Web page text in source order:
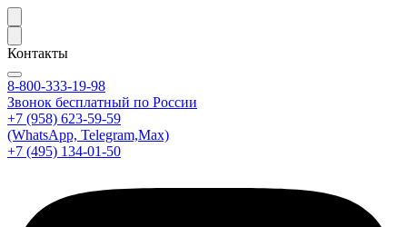
Контакты
8-800-333-19-98
Звонок бесплатный по России
+7 (958) 623-59-59
(WhatsApp, Telegram,Max)
+7 (495) 134-01-50